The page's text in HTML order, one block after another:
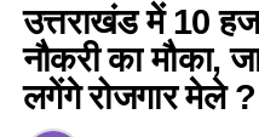
उत्तराखंड में 10
नौकरी का मौका,
लगेंगे रोजगार मेले ?